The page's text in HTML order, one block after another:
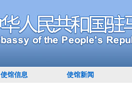
使馆信息 使馆新闻